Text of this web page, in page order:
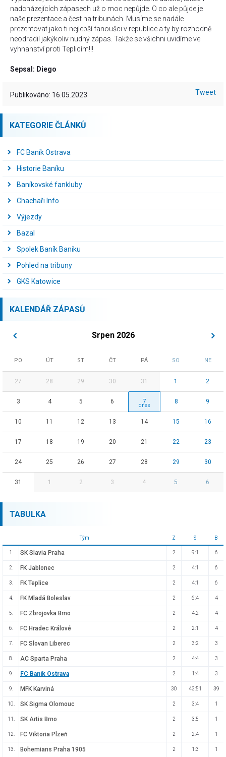
nadcházejících zápasech už o moc nepůjde. O co ale půjde je
naše prezentace a čest na tribunách. Musíme se nadále
prezentovat jako ti nejlepší fanoušci v republice a ty by rozhodně
neodradil jakýkoliv nudný zápas. Takže se všichni uvidíme ve
vyhnanství proti Teplicím!!!
Sepsal: Diego
Publikováno: 16.05.2023 Tweet
KATEGORIE ČLÁNKŮ
FC Baník Ostrava
Historie Baníku
Baníkovské fankluby
Chachaři Info
Výjezdy
Bazal
Spolek Baník Baníku
Pohled na tribuny
GKS Katowice
KALENDÁŘ ZÁPASŮ
Srpen 2026
PO ÚT ST ČT PÁ SO NE
27 28 29 30 31 1 2
3 4 5 6 7 8 9
10 11 12 13 14 15 16
17 18 19 20 21 22 23
24 25 26 27 28 29 30
31 1 2 3 4 5 6
TABULKA
Tým Z S B
1. SK Slavia Praha 2 9:1 6
2. FK Jablonec 2 4:1 6
3. FK Teplice 2 4:1 6
4. FK Mladá Boleslav 2 6:4 4
5. FC Zbrojovka Brno 2 4:2 4
6. FC Hradec Králové 2 2:1 4
7. FC Slovan Liberec 2 3:2 3
8. AC Sparta Praha 2 4:4 3
9. FC Baník Ostrava 2 1:4 3
9. MFK Karviná 30 43:51 39
10. SK Sigma Olomouc 2 3:4 1
11. SK Artis Brno 2 3:5 1
12. FC Viktoria Plzeň 2 2:4 1
13. Bohemians Praha 1905 2 1:3 1